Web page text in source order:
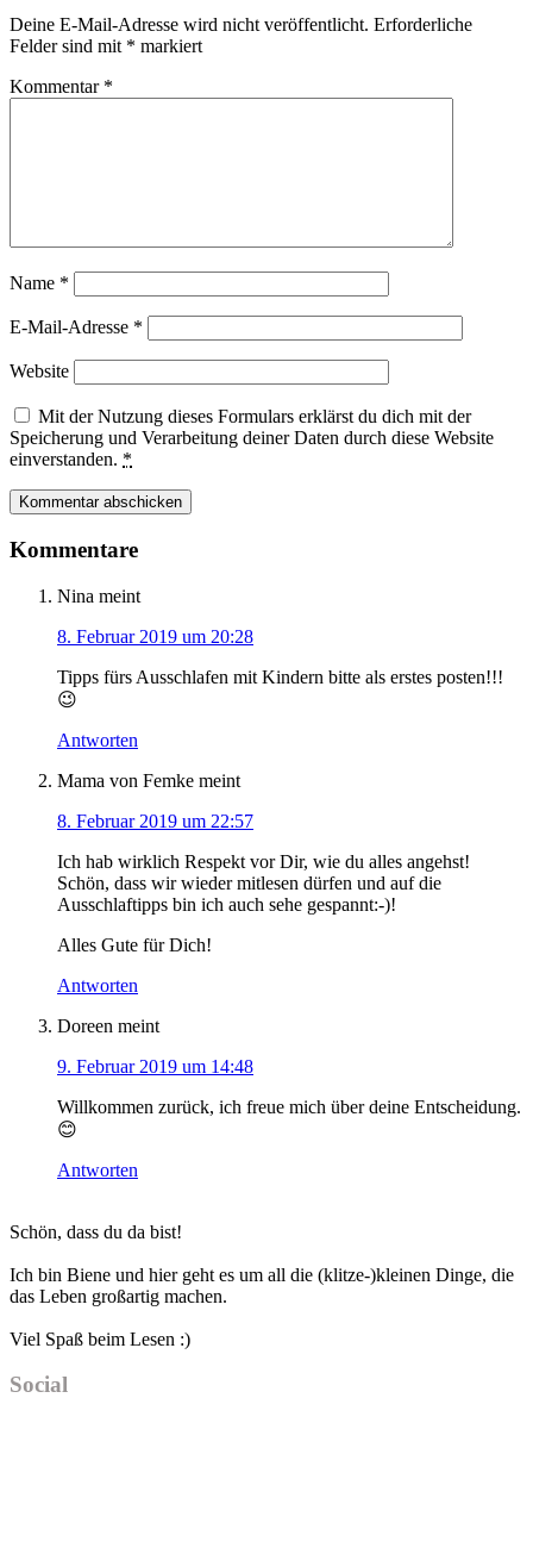
Deine E-Mail-Adresse wird nicht veröffentlicht. Erforderliche
Felder sind mit * markiert
Kommentar *
Name *
E-Mail-Adresse *
Website
Mit der Nutzung dieses Formulars erklärst du dich mit der
Speicherung und Verarbeitung deiner Daten durch diese Website
einverstanden. *
Kommentare
Nina meint
8. Februar 2019 um 20:28
Tipps fürs Ausschlafen mit Kindern bitte als erstes posten!!!
😉
Antworten
Mama von Femke meint
8. Februar 2019 um 22:57
Ich hab wirklich Respekt vor Dir, wie du alles angehst!
Schön, dass wir wieder mitlesen dürfen und auf die
Ausschlaftipps bin ich auch sehe gespannt:-)!
Alles Gute für Dich!
Antworten
Doreen meint
9. Februar 2019 um 14:48
Willkommen zurück, ich freue mich über deine Entscheidung.
😊
Antworten
Sidebar
Schön, dass du da bist!
Ich bin Biene und hier geht es um all die (klitze-)kleinen Dinge, die
das Leben großartig machen.
Viel Spaß beim Lesen :)
Social